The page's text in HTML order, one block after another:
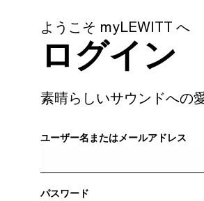
ようこそ myLEWITT へ
ログイン
素晴らしいサウンドへの
ユーザー名またはメールアドレス
パスワード